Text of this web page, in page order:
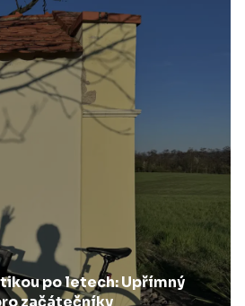
po letech: Upřímný
začátečníky